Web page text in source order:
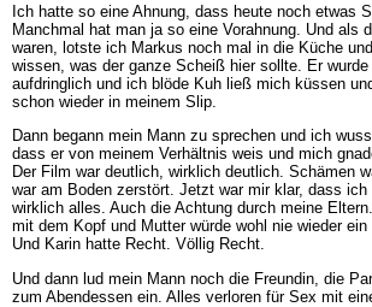
Ich hatte so eine Ahnung, dass heute noch etwas
Manchmal hat man ja so eine Vorahnung. Und als
waren, lotste ich Markus noch mal in die Küche
wissen, was der ganze Scheiß hier sollte. Er
aufdringlich und ich blöde Kuh ließ mich küssen
schon wieder in meinem Slip.
Dann begann mein Mann zu sprechen und ich
dass er von meinem Verhältnis weis und mich
Der Film war deutlich, wirklich deutlich. Schämen
war am Boden zerstört. Jetzt war mir klar, dass ich
wirklich alles. Auch die Achtung durch meine
mit dem Kopf und Mutter würde wohl nie wieder
Und Karin hatte Recht. Völlig Recht.
Und dann lud mein Mann noch die Freundin, die
zum Abendessen ein. Alles verloren für Sex mit